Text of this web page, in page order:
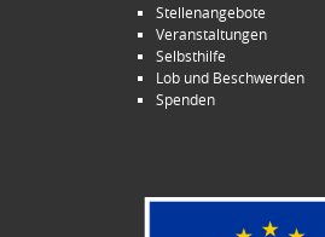
Stellenangebote
Veranstaltungen
Selbsthilfe
Lob und Beschwerden
Spenden